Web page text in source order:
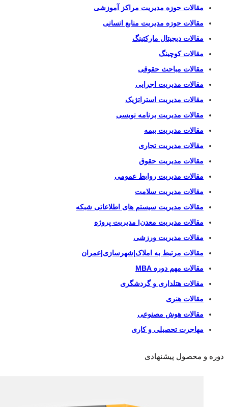
مقالات حوزه مدیریت مراکز آموزشی
مقالات حوزه مدیریت منابع انسانی
مقالات دیجیتال مارکتینگ
مقالات کوچینگ
مقالات مباحث حقوقی
مقالات مدیریت اجرایی
مقالات مدیریت استراتژیک
مقالات مدیریت برنامه نویسی
مقالات مدیریت بیمه
مقالات مدیریت تجاری
مقالات مدیریت حقوق
مقالات مدیریت روابط عمومی
مقالات مدیریت سلامت
مقالات مدیریت سیستم های اطلاعاتی شبکه
مقالات مدیریت معدن| مدیریت پروژه
مقالات مدیریت ورزشی
مقالات مرتبط به املاک|شهرسازی|عمران
مقالات مهم دوره MBA
مقالات هتلداری و گردشگری
مقالات هنری
مقالات هوش مصنوعی
مهاجرت تحصیلی و کاری
دوره و محصول پیشنهادی